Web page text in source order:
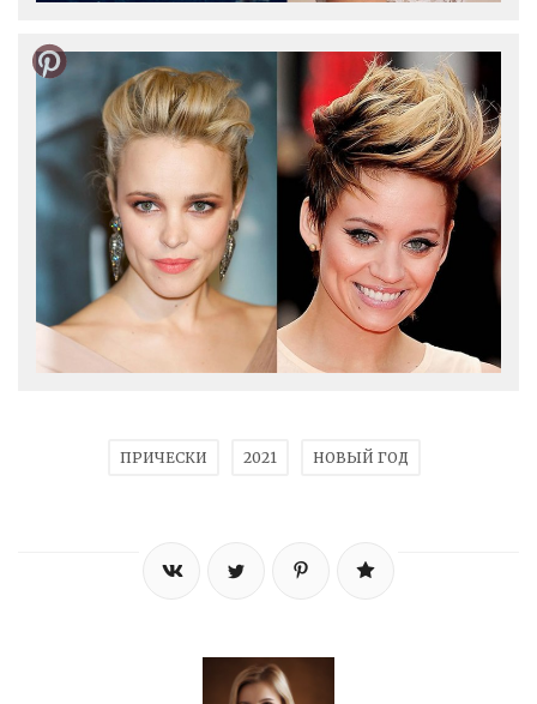
ПРИЧЕСКИ 2021 НОВЫЙ ГОД